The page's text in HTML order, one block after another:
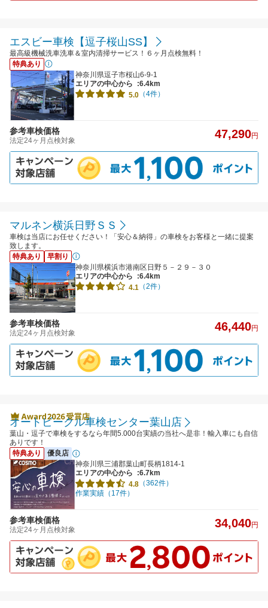
エスビー車検【逗子桜山SS】
最高級機械洗車洗車＆室内清掃サービス！６ヶ月点検無料！
特典あり
神奈川県逗子市桜山6-9-1
エリアの中心から
:6.4km
5.0 （4件）
参考車検価格
法定24ヶ月点検対象 47,290円
マルネン横浜日野ＳＳ
車検は当店にお任せください！「安心＆納得」の車検をお客様と一緒に提案
致します。
特典あり
早割り
神奈川県横浜市港南区日野５－２９－３０
エリアの中心から
:6.4km
4.1 （2件）
参考車検価格
法定24ヶ月点検対象 46,440円
オートビークル車検センター葉山店
葉山・逗子で車検をするなら年間5.000台実績の当社へ是非！輸入車にも自信
ありです！
特典あり
優良店
神奈川県三浦郡葉山町長柄1814-1
エリアの中心から
:6.7km
4.8 （362件）
作業実績（17件）
参考車検価格
法定24ヶ月点検対象 34,040円